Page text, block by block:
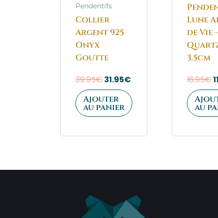
Pendentifs
Collier
Argent 925
Onyx
Goutte
39.95€ 31.95€
Ajouter
au panier
Lune
de Vie
3.5cm
16.95€
au